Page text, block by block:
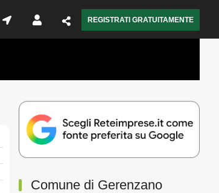
REGISTRATI GRATUITAMENTE
Comune di Gerenzano